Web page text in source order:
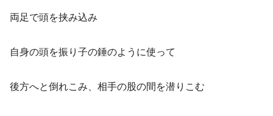
両足で頭を挟み込み
自身の頭を振り子の錘のように使って
後方へと倒れこみ、相手の股の間を潜りこむ